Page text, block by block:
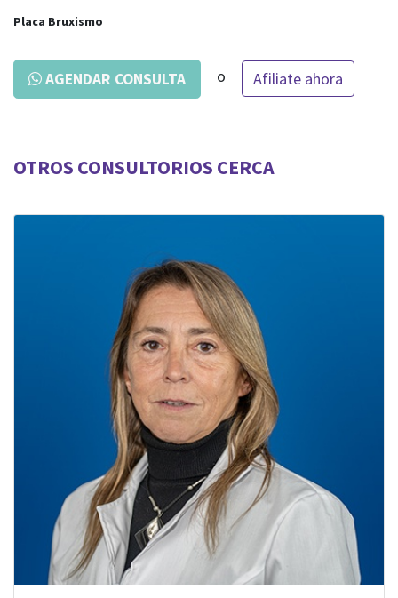
Placa Bruxismo
AGENDAR CONSULTA o Afiliate ahora
OTROS CONSULTORIOS CERCA